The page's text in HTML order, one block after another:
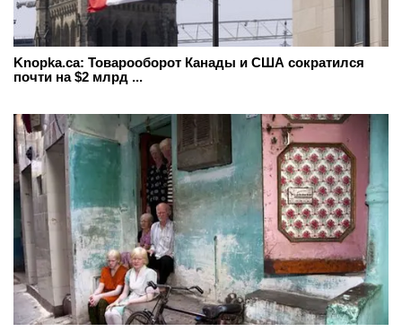
Knopka.ca: Товарооборот Канады и США сократился
почти на $2 млрд ...